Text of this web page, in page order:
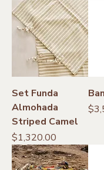
Set Funda
Almohada
Striped Camel
Precio
$1,320.00